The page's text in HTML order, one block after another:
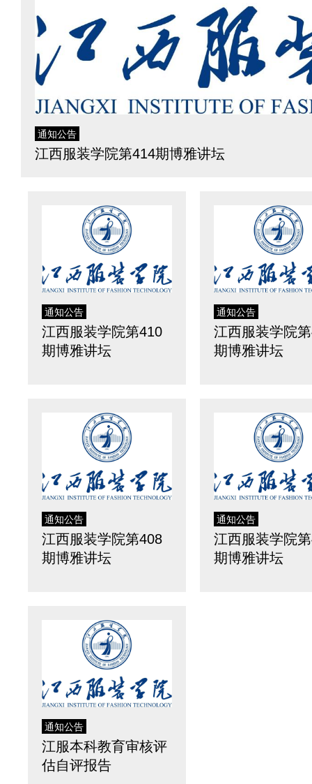
通知公告
江西服装学院第414期博雅讲坛
通知公告
江西服装学院第410
期博雅讲坛
通知公告
江西服装学院
期博雅讲坛
通知公告
江西服装学院第408
期博雅讲坛
通知公告
江西服装学院
期博雅讲坛
通知公告
江服本科教育审核评
估自评报告